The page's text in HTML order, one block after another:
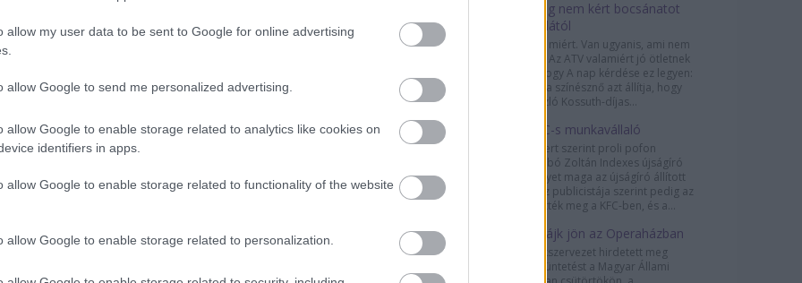
allow my user data to be sent to Google for online advertising
allow Google to send me personalized advertising.
allow Google to enable storage related to analytics like cookies on
identifiers in apps.
allow Google to enable storage related to functionality of the website
allow Google to enable storage related to personalization.
változás.
évtizede járul hozzá maga is ahhoz, hogy az
nem támasztott állításokkal, tudás nélküli
még mindig nem kért bocsánatot
Sárosdi Lillától
Pedig lenne miért. Van ugyanis, ami nem
hit kérdése. Az ATV valamiért jó ötletnek
gondolta, hogy A nap kérdése ez legyen:
„Sárosdi Lilla színésznő azt állítja, hogy
Marton László Kossuth-díjas...
Je suis KFC-s munkavállaló
Puzsér Róbert szerint proli pofon
csattant Szabó Zoltán Indexes újságíró
arcán, amelyet maga az újságíró állított
elő. A Fidesz publicistája szerint pedig az
Indexet ütötték meg a KFC-ben, és a...
Újabb sztrájk jön az Operaházban
Három szakszervezet hirdetett meg
munkabeszüntetést a Magyar Állami